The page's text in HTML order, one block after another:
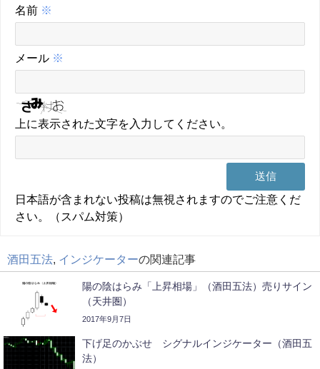
名前 ※
メール ※
上に表示された文字を入力してください。
日本語が含まれない投稿は無視されますのでご注意くだ
さい。（スパム対策）
酒田五法 インジケーターの関連記事
陽の陰はらみ「上昇相場」（酒田五法）売りサイン
（天井圏）
2017年9月7日
下げ足のかぶせ シグナルインジケーター（酒田五
法）